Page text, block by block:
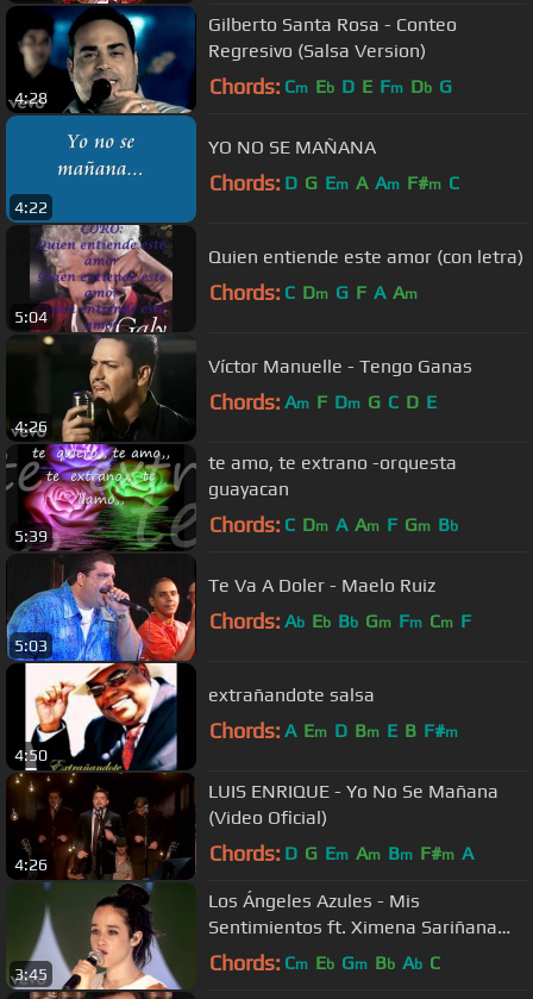
4:28
Gilberto Santa Rosa - Conteo
Regresivo (Salsa Version)
Chords: Cm Eb D E Fm Db G
4:22
YO NO SE MAÑANA
Chords: D G Em A Am F#m C
5:04
Quien entiende este amor (con letra)
Chords: C Dm G F A Am
4:26
Víctor Manuelle - Tengo Ganas
Chords: Am F Dm G C D E
5:39
te amo, te extrano -orquesta
guayacan
Chords: C Dm A Am F Gm Bb
5:03
Te Va A Doler - Maelo Ruiz
Chords: Ab Eb Bb Gm Fm Cm F
4:50
extrañandote salsa
Chords: A Em D Bm E B F#m
4:26
LUIS ENRIQUE - Yo No Se Mañana
(Video Oficial)
Chords: D G Em Am Bm F#m A
3:45
Los Ángeles Azules - Mis
Sentimientos ft. Ximena Sariñana
(Live)
Chords: Cm Eb Gm Bb Ab C